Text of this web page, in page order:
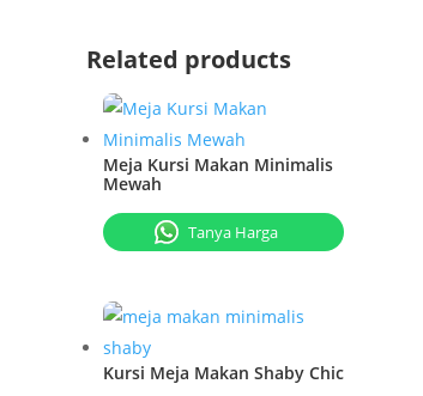
Related products
Meja Kursi Makan Minimalis
Mewah
Tanya Harga
Kursi Meja Makan Shaby Chic